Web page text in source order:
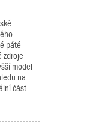
páté
zdroje
model
na
část